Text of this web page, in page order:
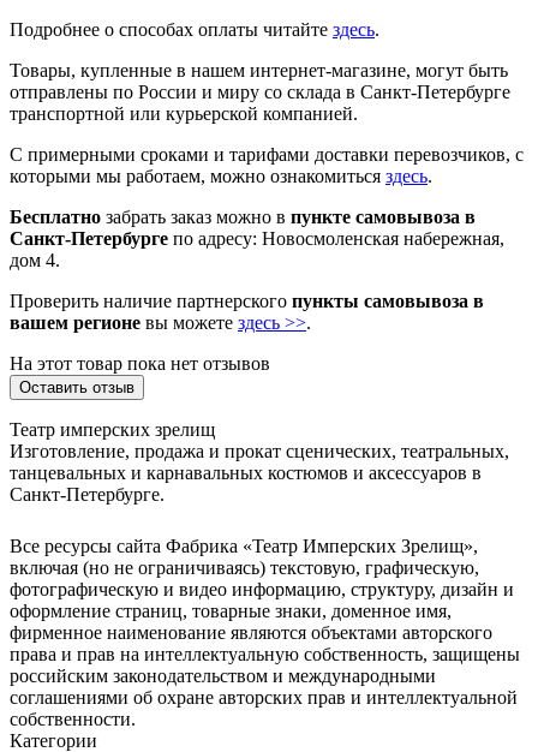
Подробнее о способах оплаты читайте здесь.
Товары, купленные в нашем интернет-магазине, могут быть
отправлены по России и миру со склада в Санкт-Петербурге
транспортной или курьерской компанией.
С примерными сроками и тарифами доставки перевозчиков, с
которыми мы работаем, можно ознакомиться здесь.
Бесплатно забрать заказ можно в пункте самовывоза в
Санкт-Петербурге по адресу: Новосмоленская набережная,
дом 4.
Проверить наличие партнерского пункты самовывоза в
вашем регионе вы можете здесь >>.
На этот товар пока нет отзывов
Оставить отзыв
Театр имперских зрелищ
Изготовление, продажа и прокат сценических, театральных,
танцевальных и карнавальных костюмов и аксессуаров в
Санкт-Петербурге.
Все ресурсы сайта Фабрика «Театр Имперских Зрелищ»,
включая (но не ограничиваясь) текстовую, графическую,
фотографическую и видео информацию, структуру, дизайн и
оформление страниц, товарные знаки, доменное имя,
фирменное наименование являются объектами авторского
права и прав на интеллектуальную собственность, защищены
российским законодательством и международными
соглашениями об охране авторских прав и интеллектуальной
собственности.
Категории